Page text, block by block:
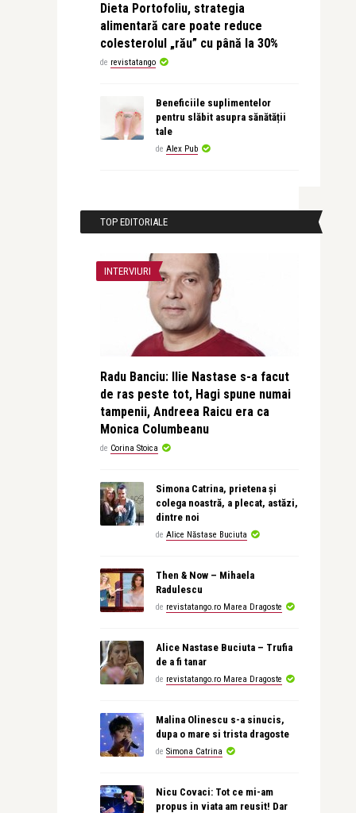
Dieta Portofoliu, strategia
alimentară care poate reduce
colesterolul „rău” cu până la 30%
de revistatango
Beneficiile suplimentelor
pentru slăbit asupra sănătății
tale
de Alex Pub
TOP EDITORIALE
INTERVIURI
Radu Banciu: Ilie Nastase s-a facut
de ras peste tot, Hagi spune numai
tampenii, Andreea Raicu era ca
Monica Columbeanu
de Corina Stoica
Simona Catrina, prietena și
colega noastră, a plecat, astăzi,
dintre noi
de Alice Năstase Buciuta
Then & Now – Mihaela
Radulescu
de revistatango.ro Marea Dragoste
Alice Nastase Buciuta – Trufia
de a fi tanar
de revistatango.ro Marea Dragoste
Malina Olinescu s-a sinucis,
dupa o mare si trista dragoste
de Simona Catrina
Nicu Covaci: Tot ce mi-am
propus in viata am reusit! Dar